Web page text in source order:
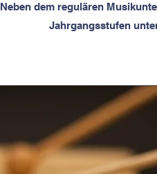
Neben dem regulären
Jahrgangsstufen